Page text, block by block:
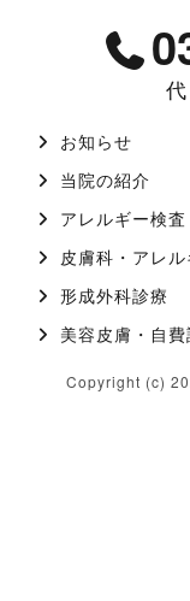
お知らせ
当院の紹介
アレルギー検査
皮膚科・アレ
形成外科診療
美容皮膚・自費
Copyright (c)